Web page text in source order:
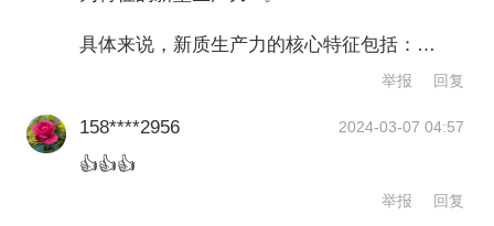
人才是企业创新、加快形成新质生产力
的第一资源，企业家精神及人才激励是
创新的首要驱动要素。目前，科创板超6
成公司的创始团队为科学家、工程师等
科研人才或行业专家，近3成公司实控人
具体来说，新质生产力的核心特征包括：
新技术的研发和应用，这些技术包括但不限于
2. **产业更新**：新质生产力推动传统产业的
转型升级，同时催生了一系列新经济、新产业
举报 回复
158****2956 2024-03-07 04:57
👍👍👍
举报 回复